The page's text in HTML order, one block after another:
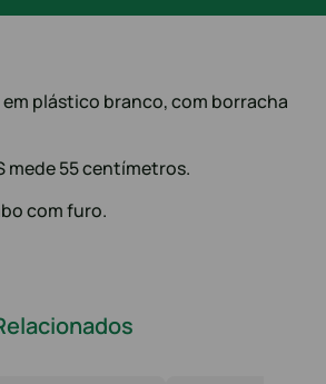
em plástico branco, com borracha
mede 55 centímetros.
com furo.